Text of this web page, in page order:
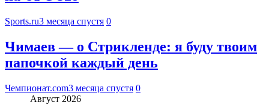
Sports.ru3 месяца спустя 0
Чимаев — о Стрикленде: я буду твоим
папочкой каждый день
Чемпионат.com3 месяца спустя 0
Август 2026